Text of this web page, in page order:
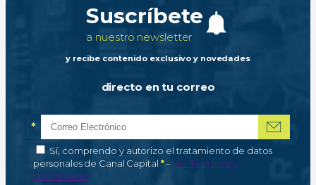
Suscríbete
a nuestro newsletter
y recibe contenido exclusivo y novedades
directo en tu correo
Correo electrónico
*Campo obligatorio
Autorización de tratamiento de datos personales
Sí, comprendo y autorizo el tratamiento de datos
personales de Canal Capital *–Campo obligatorio
Ver Términos y
condiciones